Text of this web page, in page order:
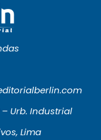
– Urb. Industrial
Lima